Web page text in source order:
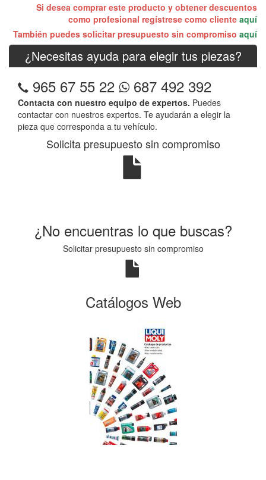
Si desea comprar este producto y obtener descuentos
como profesional regístrese como cliente aquí
También puedes solicitar presupuesto sin compromiso aquí
¿Necesitas ayuda para elegir tus piezas?
965 67 55 22 687 492 392
Contacta con nuestro equipo de expertos. Puedes
contactar con nuestros expertos. Te ayudarán a elegir la
pieza que corresponda a tu vehículo.
Solicita presupuesto sin compromiso
¿No encuentras lo que buscas?
Solicitar presupuesto sin compromiso
Catálogos Web